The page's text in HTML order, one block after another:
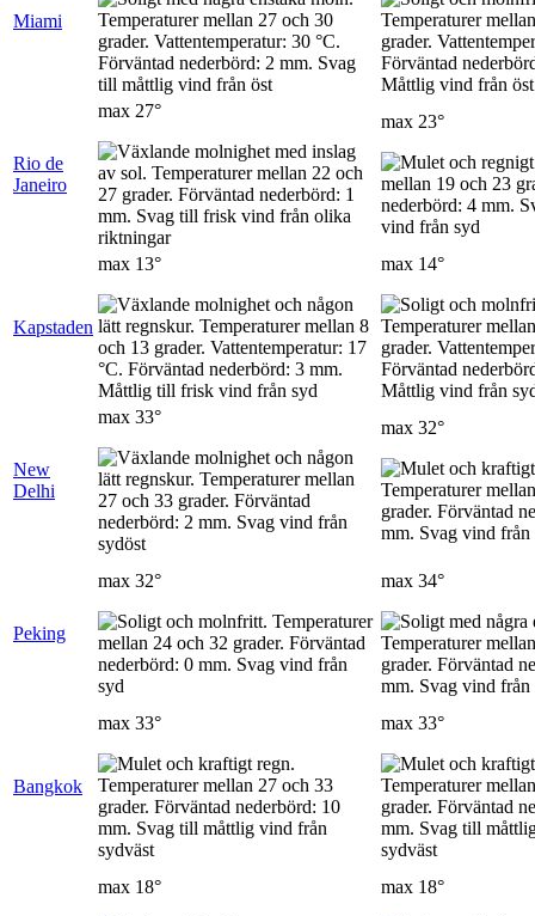
Miami
Rio de
Janeiro
max 27°
max 23°
Kapstaden
max 13° max 14°
New
Delhi
max 33°
max 32°
Peking
max 32° max 34°
Bangkok
max 33° max 33°
max 18° max 18°